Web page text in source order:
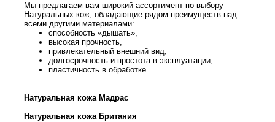
Мы предлагаем вам широкий ассортимент по выбору
Натуральных кож, обладающие рядом преимуществ над
всеми другими материалами:
способность «дышать»,
высокая прочность,
привлекательный внешний вид,
долгосрочность и простота в эксплуатации,
пластичность в обработке.
Натуральная кожа Мадрас
Натуральная кожа Британия